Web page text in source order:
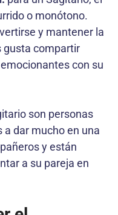
o monótono.
y mantener la
gusta compartir
con su
son personas
dar mucho en una
y están
a su pareja en